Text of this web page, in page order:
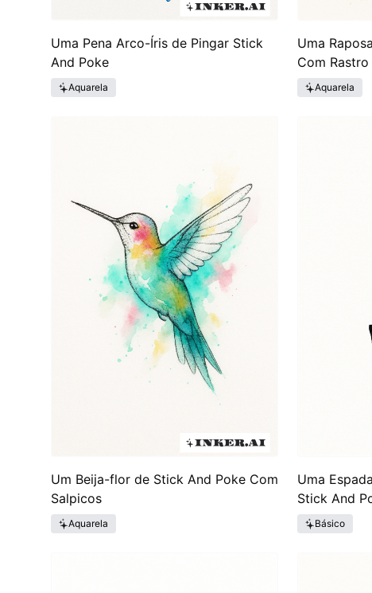
Uma Pena Arco-Íris de Pingar Stick
And Poke
Aquarela
Uma
Com
Aquarela
Um Beija-flor de Stick And Poke Com
Salpicos
Aquarela
Uma
Stick And
Básico